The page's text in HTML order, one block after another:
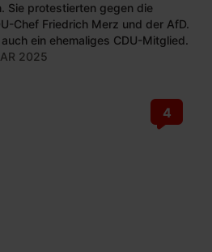
Sie protestierten gegen die
Chef Friedrich Merz und der AfD.
ein ehemaliges CDU-Mitglied.
2025
4